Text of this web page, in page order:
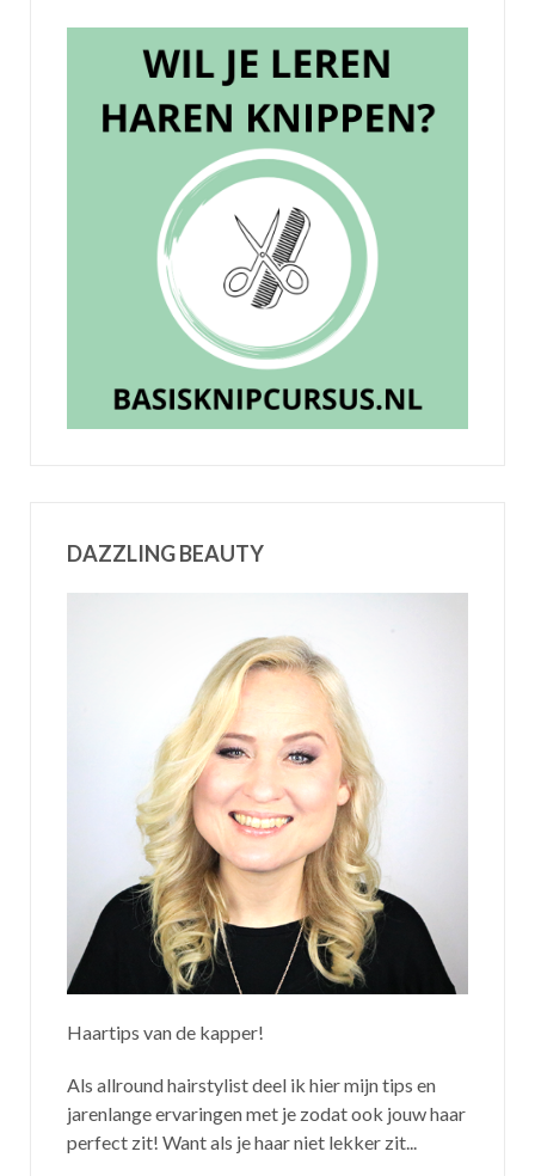
DAZZLING BEAUTY
Haartips van de kapper!
Als allround hairstylist deel ik hier mijn tips en
jarenlange ervaringen met je zodat ook jouw haar
perfect zit! Want als je haar niet lekker zit...